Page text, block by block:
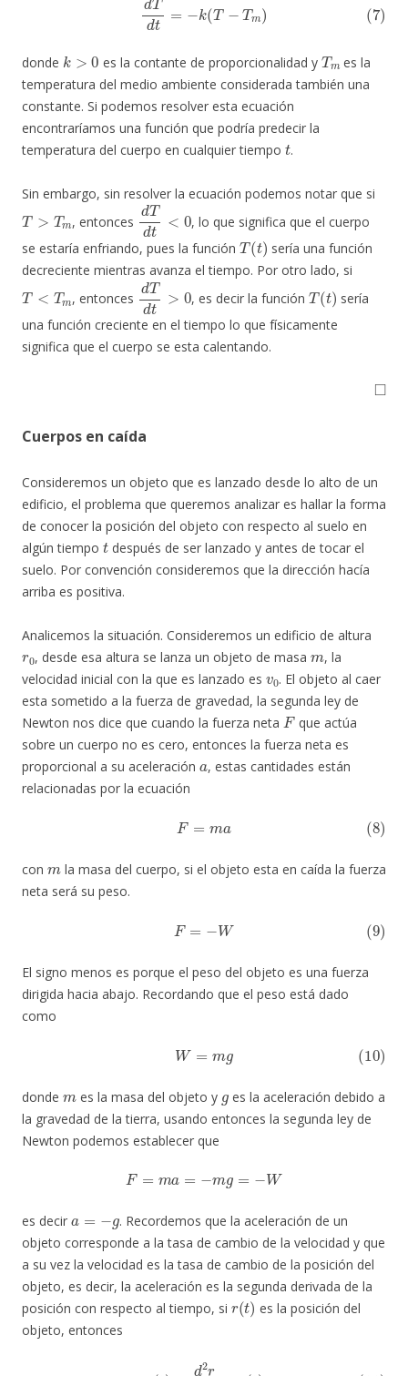
donde es la contante de proporcionalidad y
es la
temperatura del medio ambiente considerada también una
constante. Si podemos resolver esta ecuación
encontraríamos una función que podría predecir la
temperatura del cuerpo en cualquier tiempo
t
.
Sin embargo, sin resolver la ecuación podemos notar que si
T> m
, entonces
dTd 0
, lo que significa que el cuerpo
se estaría enfriando, pues la función
T(t )
sería una función
decreciente mientras avanza el tiempo. Por otro lado, si
T< m
, entonces
dTd 0
, es decir la función
T(t )
sería
una función creciente en el tiempo lo que físicamente
significa que el cuerpo se esta calentando.
◻
Cuerpos en caída
Consideremos un objeto que es lanzado desde lo alto de un
edificio, el problema que queremos analizar es hallar la forma
de conocer la posición del objeto con respecto al suelo en
algún tiempo
t
después de ser lanzado y antes de tocar el
suelo. Por convención consideremos que la dirección hacía
arriba es positiva.
Analicemos la situación. Consideremos un edificio de altura
r 0
, desde esa altura se lanza un objeto de masa
m
, la
velocidad inicial con la que es lanzado es
v 0
. El objeto al caer
esta sometido a la fuerza de gravedad, la segunda ley de
Newton nos dice que cuando la fuerza neta
F
que actúa
sobre un cuerpo no es cero, entonces la fuerza neta es
proporcional a su aceleración
a
, estas cantidades están
relacionadas por la ecuación
(8) =ma
con
la masa del cuerpo, si el objeto esta en caída la fuerza
neta será su peso.
(9) −W
El signo menos es porque el peso del objeto es una fuerza
dirigida hacia abajo. Recordando que el peso está dado
como
(10) =mg
donde es la masa del objeto y
es la aceleración debido a
la gravedad de la tierra, usando entonces la segunda ley de
Newton podemos establecer que
F =ma= mg= −W
es decir
. Recordemos que la aceleración de un
objeto corresponde a la tasa de cambio de la velocidad y que
a su vez la velocidad es la tasa de cambio de la posición del
objeto, es decir, la aceleración es la segunda derivada de la
posición con respecto al tiempo, si
r (t)
es la posición del
objeto, entonces
2